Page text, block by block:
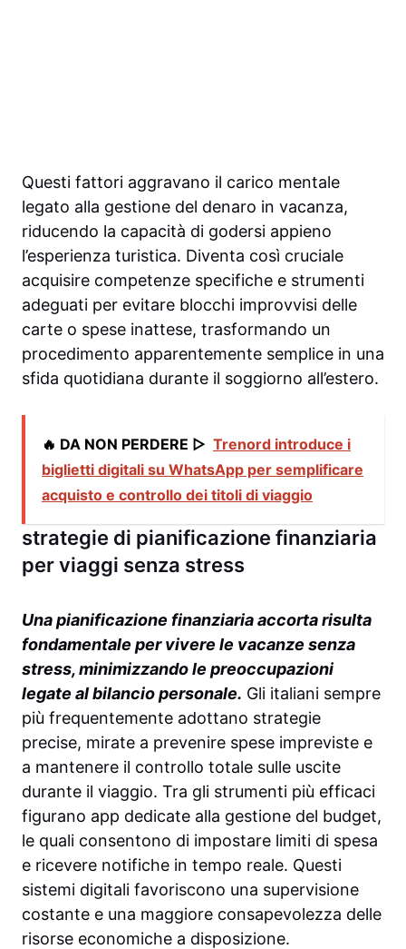
Questi fattori aggravano il carico mentale
legato alla gestione del denaro in vacanza,
riducendo la capacità di godersi appieno
l’esperienza turistica. Diventa così cruciale
acquisire competenze specifiche e strumenti
adeguati per evitare blocchi improvvisi delle
carte o spese inattese, trasformando un
procedimento apparentemente semplice in una
sfida quotidiana durante il soggiorno all’estero.
🔥 DA NON PERDERE ▷ Trenord introduce i
biglietti digitali su WhatsApp per semplificare
acquisto e controllo dei titoli di viaggio
strategie di pianificazione finanziaria
per viaggi senza stress
Una pianificazione finanziaria accorta risulta
fondamentale per vivere le vacanze senza
stress, minimizzando le preoccupazioni
legate al bilancio personale. Gli italiani sempre
più frequentemente adottano strategie
precise, mirate a prevenire spese impreviste e
a mantenere il controllo totale sulle uscite
durante il viaggio. Tra gli strumenti più efficaci
figurano app dedicate alla gestione del budget,
le quali consentono di impostare limiti di spesa
e ricevere notifiche in tempo reale. Questi
sistemi digitali favoriscono una supervisione
costante e una maggiore consapevolezza delle
risorse economiche a disposizione.